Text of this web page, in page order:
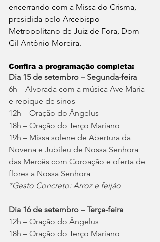
encerrando com a Missa do Crisma,
presidida pelo Arcebispo
Metropolitano de Juiz de Fora, Dom
Gil Antônio Moreira.
Confira a programação completa:
Dia 15 de setembro – Segunda-feira
6h – Alvorada com a música Ave Maria
e repique de sinos
12h – Oração do Ângelus
18h – Oração do Terço Mariano
19h – Missa solene de Abertura da
Novena e Jubileu de Nossa Senhora
das Mercês com Coroação e oferta de
flores a Nossa Senhora
*Gesto Concreto: Arroz e feijão
Dia 16 de setembro – Terça-feira
12h – Oração do Ângelus
18h – Oração do Terço Mariano